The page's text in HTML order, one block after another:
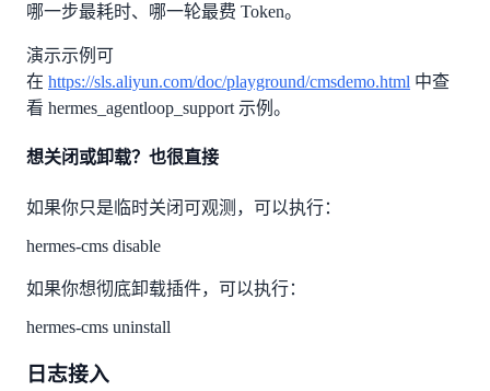
哪一步最耗时、哪一轮最费 Token。
演示示例可
在 https://sls.aliyun.com/doc/playground/cmsdemo.html 中查
看 hermes_agentloop_support 示例。
想关闭或卸载？也很直接
如果你只是临时关闭可观测，可以执行：
hermes-cms disable
如果你想彻底卸载插件，可以执行：
hermes-cms uninstall
日志接入